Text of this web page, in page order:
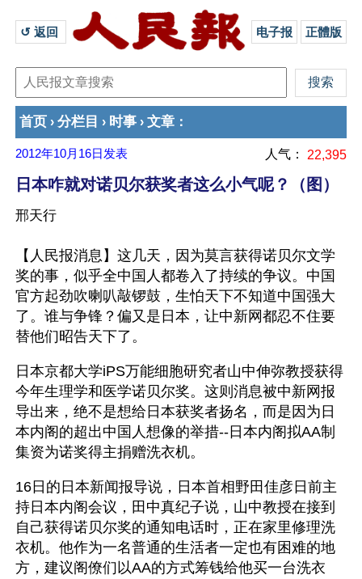
↺ 返回 电子报 正體版
首页 › 分栏目 › 时事 › 文章 ：
2012年10月16日 发表 人气： 22,395
日本咋就对诺贝尔获奖者这么小气呢？（图）
邢天行
【人民报消息】这几天，因为莫言获得诺贝尔文学
奖的事，似乎全中国人都卷入了持续的争议。中国
官方起劲吹喇叭敲锣鼓，生怕天下不知道中国强大
了。谁与争锋？偏又是日本，让中新网都忍不住要
替他们昭告天下了。
日本京都大学iPS万能细胞研究者山中伸弥教授获得
今年生理学和医学诺贝尔奖。这则消息被中新网报
导出来，绝不是想给日本获奖者扬名，而是因为日
本内阁的超出中国人想像的举措--日本内阁拟AA制
集资为诺奖得主捐赠洗衣机。
16日的日本新闻报导说，日本首相野田佳彦日前主
持日本内阁会议，田中真纪子说，山中教授在接到
自己获得诺贝尔奖的通知电话时，正在家里修理洗
衣机。他作为一名普通的生活者一定也有困难的地
方，建议阁僚们以AA的方式筹钱给他买一台洗衣